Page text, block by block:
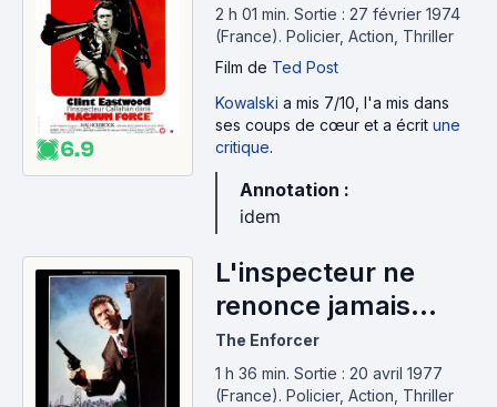
6.9
2 h 01 min. Sortie : 27 février 1974
(France). Policier, Action, Thriller
Film de Ted Post
Kowalski a mis 7/10, l'a mis dans
ses coups de cœur et a écrit une
critique.
Annotation :
idem
L'inspecteur ne
renonce jamais
(1976)
The Enforcer
1 h 36 min. Sortie : 20 avril 1977
(France). Policier, Action, Thriller